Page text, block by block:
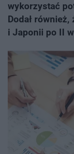
wykorzystać
Dodał
i Japonii po II